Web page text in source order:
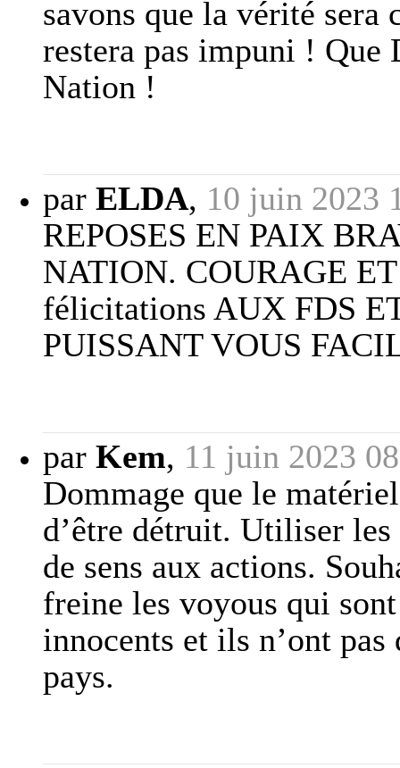
savons que la vérité
restera pas impuni ! Que
Nation !
par ELDA, 10 juin 2023
REPOSES EN PAIX
NATION. COURAGE
félicitations AUX FDS
PUISSANT VOUS
par Kem, 11 juin 2023
Dommage que le
d’être détruit. Utiliser
de sens aux actions.
freine les voyous qui
innocents et ils n’ont
pays.